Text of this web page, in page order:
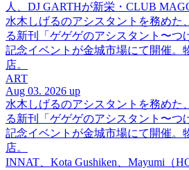
人、DJ GARTHが新栄・CLUB
水木しげるのアシスタントを務めた
る新刊「ゲゲゲのアシスタント〜つ
記念イベントが金城市場にて開催。
店。
ART
Aug 03. 2026 up
水木しげるのアシスタントを務めた
る新刊「ゲゲゲのアシスタント〜つ
記念イベントが金城市場にて開催。
店。
INNAT、Kota Gushiken、Mayumi（